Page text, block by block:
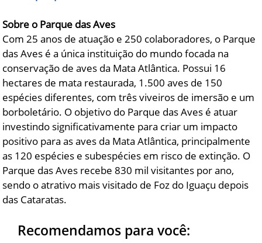
Sobre o Parque das Aves
Com 25 anos de atuação e 250 colaboradores, o Parque
das Aves é a única instituição do mundo focada na
conservação de aves da Mata Atlântica. Possui 16
hectares de mata restaurada, 1.500 aves de 150
espécies diferentes, com três viveiros de imersão e um
borboletário. O objetivo do Parque das Aves é atuar
investindo significativamente para criar um impacto
positivo para as aves da Mata Atlântica, principalmente
as 120 espécies e subespécies em risco de extinção. O
Parque das Aves recebe 830 mil visitantes por ano,
sendo o atrativo mais visitado de Foz do Iguaçu depois
das Cataratas.
Recomendamos para você: